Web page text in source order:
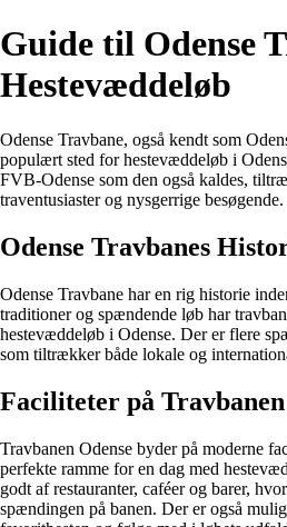
Guide til Odense
Hestevæddeløb
Odense Travbane, også kendt som
populært sted for hestevæddeløb i
FVB-Odense som den også kaldes,
traventusiaster og nysgerrige besøgende.
Odense Travbanes
Odense Travbane har en rig historie
traditioner og spændende løb har
hestevæddeløb i Odense. Der er flere
som tiltrækker både lokale og
Faciliteter på Travbanen
Travbanen Odense byder på moderne
perfekte ramme for en dag med
godt af restauranter, caféer og barer,
spændingen på banen. Der er også